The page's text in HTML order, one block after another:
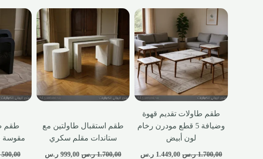
طقم طاولات تقديم قهوة
وضيافة 5 قطع مودرن رخام
لون أبيض
1.700,00 ر.س 1.449,00 ر.س
طقم استقبال طاولتين مع
ستاندات مقلم سكري
1.700,00 ر.س 999,00 ر.س
طقم
مقوسة
500,00